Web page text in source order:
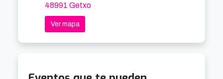
48991 Getxo
Ver mapa